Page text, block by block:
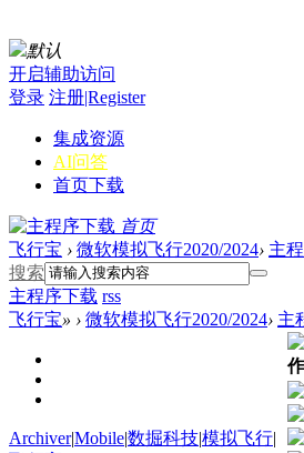
默认
开启辅助访问
登录 注册|Register
集成资源
AI问答
首页下载
首页
飞行宝 › 微软模拟飞行2020/2024› 主
搜索
主程序下载 rss
飞行宝» › 微软模拟飞行2020/2024› 主
Archiver|Mobile|数掘科技|模拟飞行|